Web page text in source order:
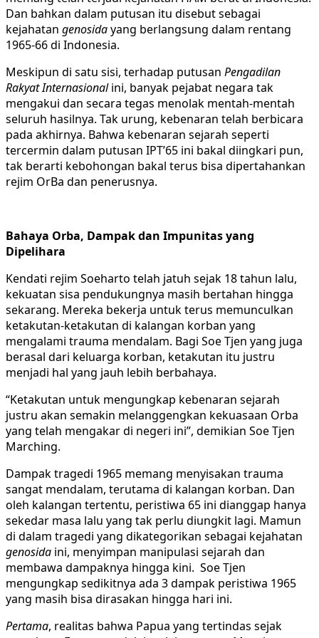
Dan bahkan dalam putusan itu disebut sebagai
kejahatan genosidayang berlangsung dalam rentang
1965-66 di Indonesia.
Meskipun di satu sisi, terhadap putusan Pengadilan
Rakyat Internasionalini, banyak pejabat negara tak
mengakui dan secara tegas menolak mentah-mentah
seluruh hasilnya. Tak urung, kebenaran telah berbicara
pada akhirnya. Bahwa kebenaran sejarah seperti
tercermin dalam putusan IPT’65 ini bakal diingkari pun,
tak berarti kebohongan bakal terus bisa dipertahankan
rejim OrBa dan penerusnya.
Bahaya Orba, Dampak dan Impunitas yang
Dipelihara
Kendati rejim Soeharto telah jatuh sejak 18 tahun lalu,
kekuatan sisa pendukungnya masih bertahan hingga
sekarang. Mereka bekerja untuk terus memunculkan
ketakutan-ketakutan di kalangan korban yang
mengalami trauma mendalam. Bagi Soe Tjen yang juga
berasal dari keluarga korban, ketakutan itu justru
menjadi hal yang jauh lebih berbahaya.
“Ketakutan untuk mengungkap kebenaran sejarah
justru akan semakin melanggengkan kekuasaan Orba
yang telah mengakar di negeri ini”, demikian Soe Tjen
Marching.
Dampak tragedi 1965 memang menyisakan trauma
sangat mendalam, terutama di kalangan korban. Dan
oleh kalangan tertentu, peristiwa 65 ini dianggap hanya
sekedar masa lalu yang tak perlu diungkit lagi. Mamun
di dalam tragedi yang dikategorikan sebagai kejahatan
genosida ini, menyimpan manipulasi sejarah dan
membawa dampaknya hingga kini. Soe Tjen
mengungkap sedikitnya ada 3 dampak peristiwa 1965
yang masih bisa dirasakan hingga hari ini.
Pertama, realitas bahwa Papua yang tertindas sejak